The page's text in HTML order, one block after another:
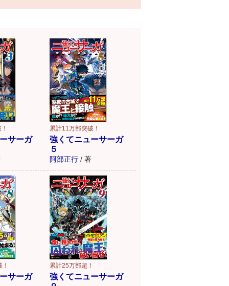
サーガ
累計11万部突破！
強くてニューサーガ
５
阿部正行 / 著
サーガ
累計25万部超！
強くてニューサーガ